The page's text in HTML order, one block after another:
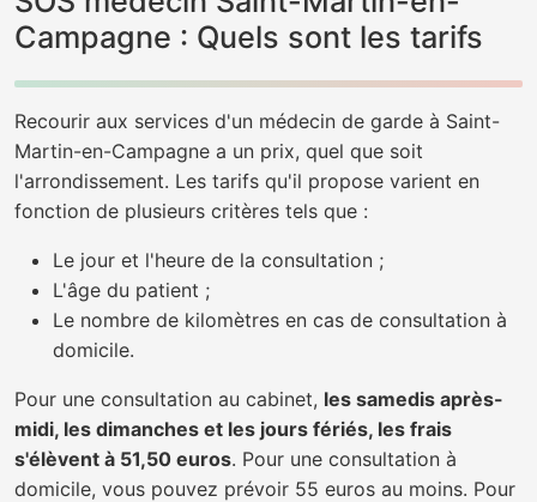
Campagne : Quels sont les tarifs
Recourir aux services d'un médecin de garde à Saint-
Martin-en-Campagne a un prix, quel que soit
l'arrondissement. Les tarifs qu'il propose varient en
fonction de plusieurs critères tels que :
Le jour et l'heure de la consultation ;
L'âge du patient ;
Le nombre de kilomètres en cas de consultation à
domicile.
Pour une consultation au cabinet, les samedis après-
midi, les dimanches et les jours fériés, les frais
s'élèvent à 51,50 euros. Pour une consultation à
domicile, vous pouvez prévoir 55 euros au moins. Pour